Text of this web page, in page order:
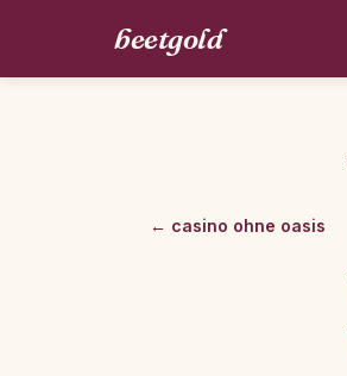
beetgold
← casino ohne oasis